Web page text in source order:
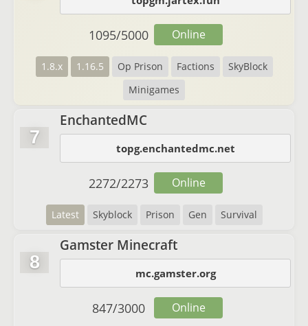
1.8.x 1.16.5 Op Prison Factions
SkyBlock
Minigames
1095/5000 Online
7
EnchantedMC
topg.enchantedmc.net
Latest Skyblock Prison Gen Survival
2272/2273 Online
8
Gamster Minecraft
mc.gamster.org
847/3000 Online